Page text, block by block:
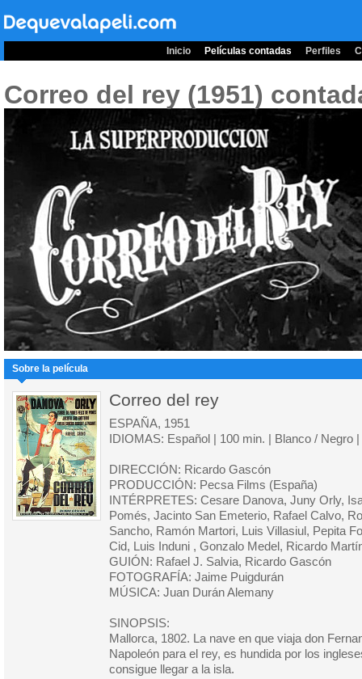
Inicio Películas contadas Perfiles
Correo del rey (1951)
Sobre la película
Correo del rey
ESPAÑA, 1951
IDIOMAS: Español | 100 min. | Blanco / Negro
DIRECCIÓN: Ricardo Gascón
PRODUCCIÓN: Pecsa Films (España)
INTÉRPRETES: Cesare Danova, Juny Orly,
Pomés, Jacinto San Emeterio, Rafael Calvo,
Sancho, Ramón Martori, Luis Villasiul, Pepita
Cid, Luis Induni , Gonzalo Medel, Ricardo
GUIÓN: Rafael J. Salvia, Ricardo Gascón
FOTOGRAFÍA: Jaime Puigdurán
MÚSICA: Juan Durán Alemany
SINOPSIS:
Mallorca, 1802. La nave en que viaja don
Napoleón para el rey, es hundida por los
consigue llegar a la isla.